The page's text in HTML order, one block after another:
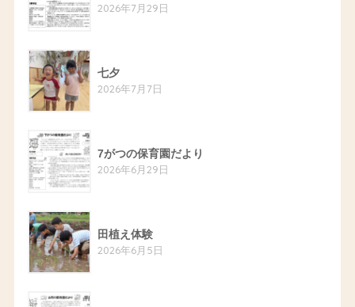
2026年7月29日
七夕
2026年7月7日
7がつの保育園だより
2026年6月29日
田植え体験
2026年6月5日